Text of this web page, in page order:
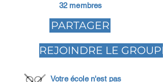
32 membres
PARTAGER
REJOINDRE LE GROUPE
Votre école n'est pas